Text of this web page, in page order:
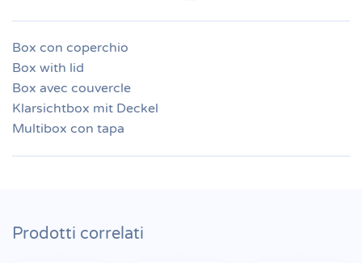
Box con coperchio
Box with lid
Box avec couvercle
Klarsichtbox mit Deckel
Multibox con tapa
Prodotti correlati